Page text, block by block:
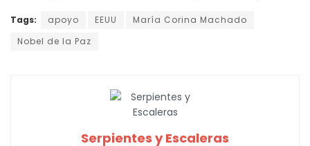
Tags: apoyo EEUU
María Corina Machado
Nobel de la Paz
Serpientes y Escaleras